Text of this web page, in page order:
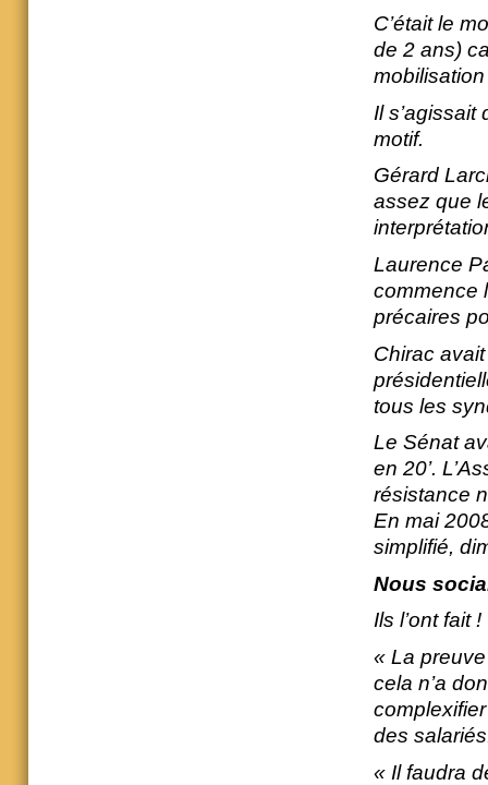
C’était le
de 2 ans)
Il
motif.
Gérard
assez que
Laurence
commence
précaires
Chirac
tous les
Le Sénat
en 20’.
résistance
En mai
simplifié,
Nous
Ils l’ont fait !
« La preuve
cela n’a
des
« Il faudra